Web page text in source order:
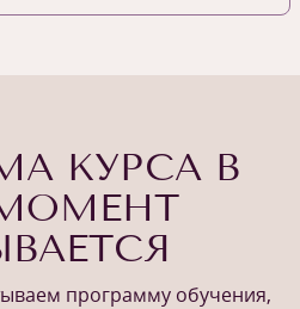
1/ 11
КУРСА В
программу обучения,